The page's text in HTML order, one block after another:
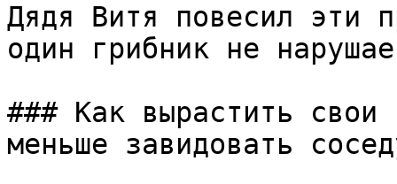
Дядя Витя повесил эти
один грибник не
### Как вырастить
меньше завидовать